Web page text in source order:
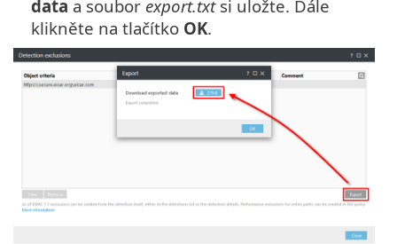
data a soubor export.txtsi uložte. Dále
klikněte na tlačítko OK.